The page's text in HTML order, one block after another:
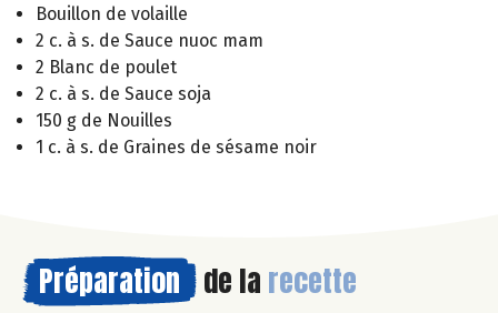
Bouillon de volaille
2 c. à s. de Sauce nuoc mam
2 Blanc de poulet
2 c. à s. de Sauce soja
150 g de Nouilles
1 c. à s. de Graines de sésame noir
Préparation de la recette